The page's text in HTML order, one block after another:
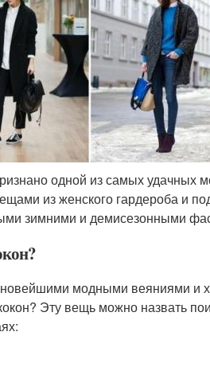
одной из самых
из женского гардероба и
зимними и демисезонными
модными веяниями и
Эту вещь можно назвать